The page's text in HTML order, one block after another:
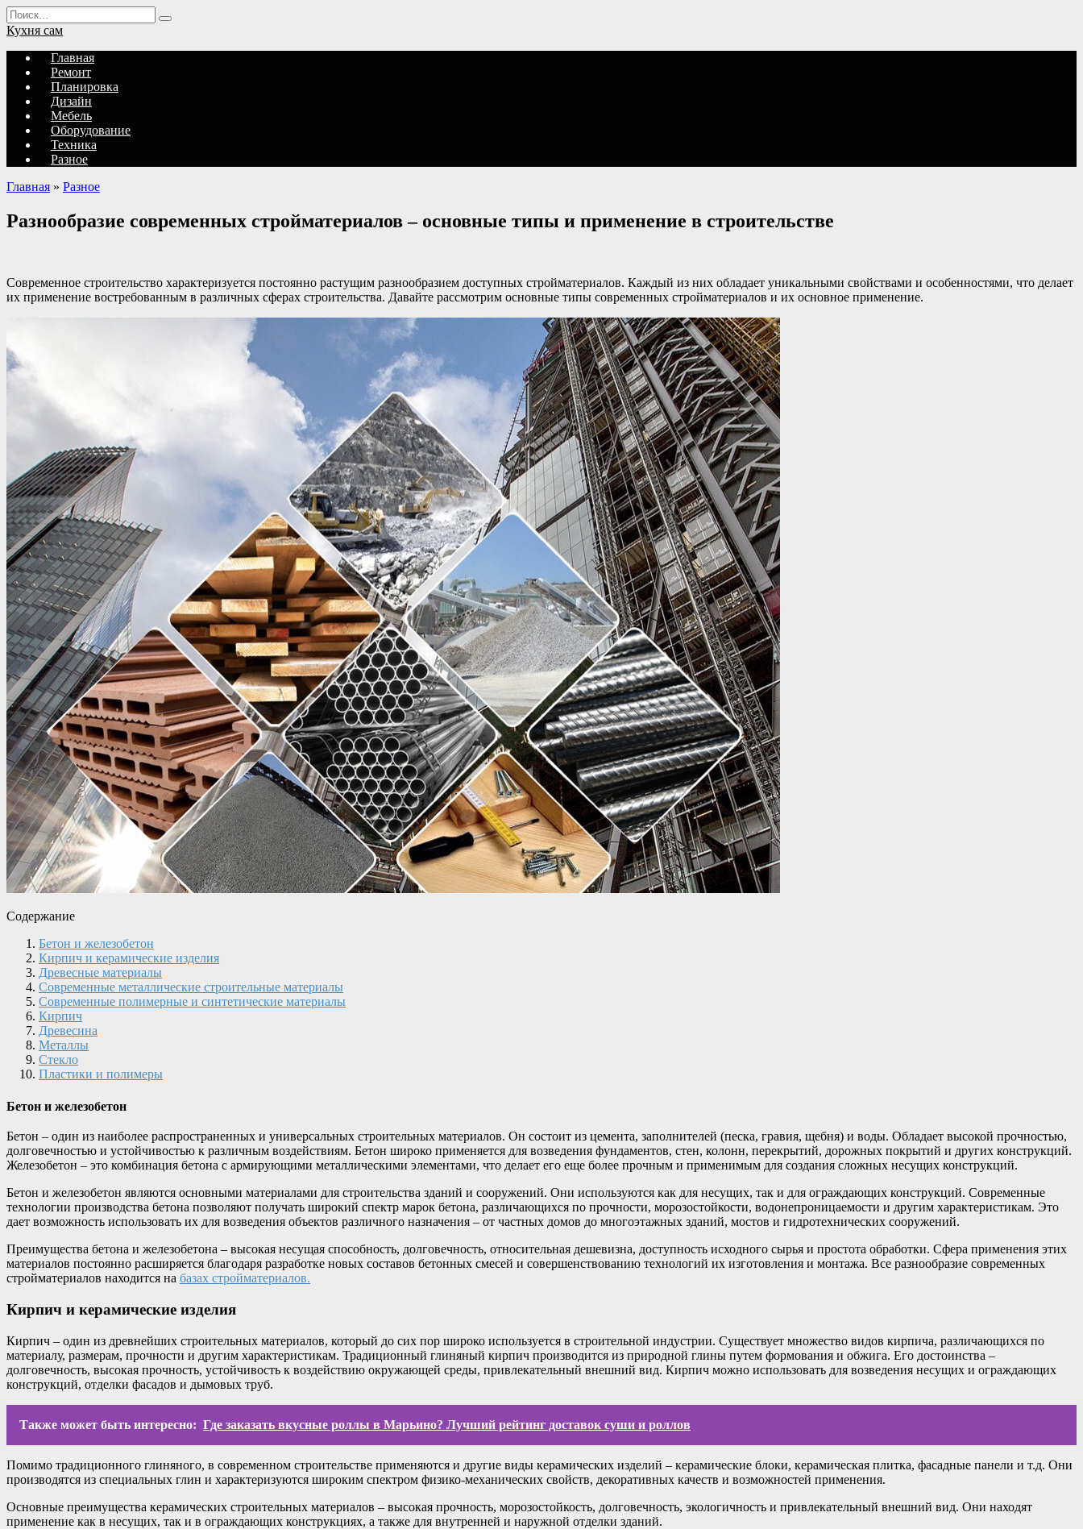
Перейти
к
содержанию
Search
for:
Кухня сам
Главная
Ремонт
Планировка
Дизайн
Мебель
Оборудование
Техника
Разное
Главная » Разное
Разнообразие современных стройматериалов – основные типы и применение в строительстве
Современное строительство характеризуется постоянно растущим разнообразием доступных стройматериалов. Каждый из них обладает уникальными свойствами и особенностями, что делает
их применение востребованным в различных сферах строительства. Давайте рассмотрим основные типы современных стройматериалов и их основное применение.
Содержание
Бетон и железобетон
Кирпич и керамические изделия
Древесные материалы
Современные металлические строительные материалы
Современные полимерные и синтетические материалы
Кирпич
Древесина
Металлы
Стекло
Пластики и полимеры
Бетон и железобетон
Бетон – один из наиболее распространенных и универсальных строительных материалов. Он состоит из цемента, заполнителей (песка, гравия, щебня) и воды. Обладает высокой прочностью,
долговечностью и устойчивостью к различным воздействиям. Бетон широко применяется для возведения фундаментов, стен, колонн, перекрытий, дорожных покрытий и других конструкций.
Железобетон – это комбинация бетона с армирующими металлическими элементами, что делает его еще более прочным и применимым для создания сложных несущих конструкций.
Бетон и железобетон являются основными материалами для строительства зданий и сооружений. Они используются как для несущих, так и для ограждающих конструкций. Современные
технологии производства бетона позволяют получать широкий спектр марок бетона, различающихся по прочности, морозостойкости, водонепроницаемости и другим характеристикам. Это
дает возможность использовать их для возведения объектов различного назначения – от частных домов до многоэтажных зданий, мостов и гидротехнических сооружений.
Преимущества бетона и железобетона – высокая несущая способность, долговечность, относительная дешевизна, доступность исходного сырья и простота обработки. Сфера применения этих
материалов постоянно расширяется благодаря разработке новых составов бетонных смесей и совершенствованию технологий их изготовления и монтажа. Все разнообразие современных
стройматериалов находится на базах стройматериалов.
Кирпич и керамические изделия
Кирпич – один из древнейших строительных материалов, который до сих пор широко используется в строительной индустрии. Существует множество видов кирпича, различающихся по
материалу, размерам, прочности и другим характеристикам. Традиционный глиняный кирпич производится из природной глины путем формования и обжига. Его достоинства –
долговечность, высокая прочность, устойчивость к воздействию окружающей среды, привлекательный внешний вид. Кирпич можно использовать для возведения несущих и ограждающих
конструкций, отделки фасадов и дымовых труб.
Также может быть интересно: Где заказать вкусные роллы в Марьино? Лучший рейтинг доставок суши и роллов
Помимо традиционного глиняного, в современном строительстве применяются и другие виды керамических изделий – керамические блоки, керамическая плитка, фасадные панели и т.д. Они
производятся из специальных глин и характеризуются широким спектром физико-механических свойств, декоративных качеств и возможностей применения.
Основные преимущества керамических строительных материалов – высокая прочность, морозостойкость, долговечность, экологичность и привлекательный внешний вид. Они находят
применение как в несущих, так и в ограждающих конструкциях, а также для внутренней и наружной отделки зданий.